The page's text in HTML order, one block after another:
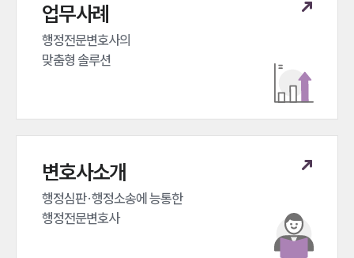
업무사례
행정전문변호사의
맞춤형 솔루션
변호사소개
행정심판·행정소송에 능통한
행정전문변호사